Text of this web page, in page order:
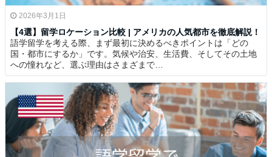
2026年3月1日
【4選】留学ロケーション比較 | アメリカの人気都市を徹底解説！
語学留学を考える際、まず最初に決めるべきポイントは「どの
国・都市にするか」です。気候や治安、生活費、そしてその土地
への憧れなど、選ぶ理由はさまざまで…